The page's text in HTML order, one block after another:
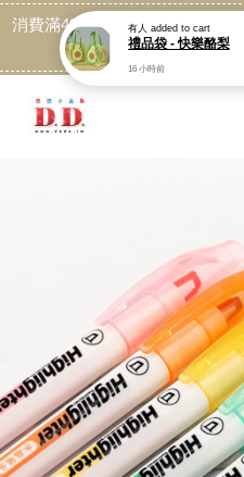
消費滿499免運喔, 記得加
點我
您的購物車